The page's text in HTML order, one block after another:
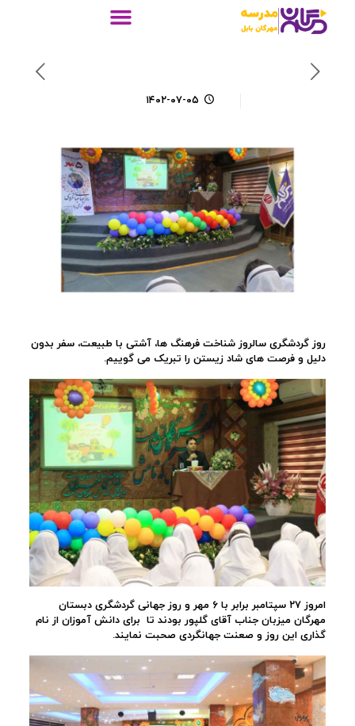
۱۴۰۲-۰۷-۰۵
روز گردشگری سالروز شناخت فرهنگ ها، آشتی با طبیعت، سفر بدون
دلیل و فرصت های شاد زیستن را تبریک می گوییم.
امروز ۲۷ سپتامبر برابر با ۶ مهر و روز جهانی گردشگری دبستان
مهرگان میزبان جناب آقای گلپور بودند تا برای دانش آموزان از نام
گذاری این روز و صعنت جهانگردی صحبت نمایند.